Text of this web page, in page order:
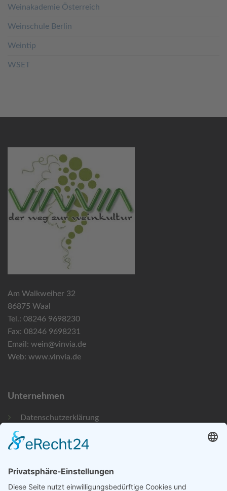
Weinakademie Österreich
Weinschule Berlin
Weintip
WSET
Am Walkweiher 32
86875 Waal
Tel.: 08246 9698230
Fax: 08246 9698231
Email: wein@vinvia.de
Web: www.vinvia.de
Unternehmen
Datenschutzerklärung
Bildnachweise
Newsletteranmeldung